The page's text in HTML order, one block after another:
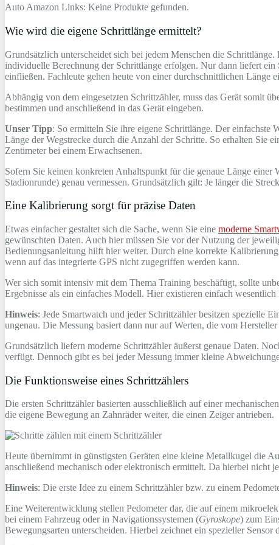
Auto Amazon Links: Keine Produkte gefunden.
Wie wird die eigene Schrittlänge ermittelt?
Grundsätzlich unterscheidet sich bei jedem Menschen die
individuelle Berechnung der Schrittlänge erfolgen. Nur dann liefert
einfließen. Fachleute gehen heute von einer durchschnittlichen Länge
Abhängig von dem eingesetzten Schrittzähler, muss das Gerät somit
bestimmen und anschließend in das Gerät eingeben.
Unser Tipp: So ermitteln Sie ihre eigene Schrittlänge. Der einfachste
Länge der Wegstrecke durch die Anzahl der Schritte. So erhalten Sie
Zentimeter bei einem Erwachsenen.
Sofern Sie keinen konkreten Anhaltspunkt für die genaue Länge einer
Stadionrunde) genau vermessen. Grundsätzlich gilt: Je länger die
Eine Kalibrierung sorgt für präzise Daten
Etwas einfacher gestaltet sich die Sache, wenn Sie eine moderne
gewünschten Daten. Auch hier müssen Sie vor der Nutzung der
Bedienungsanleitung hilft hier weiter. Durch eine korrekte
wenn auf das integrierte GPS nicht zugegriffen werden kann.
Wer sich somit intensiv mit dem Thema Training beschäftigt, sollte
Ergebnisse als ein einfaches Modell. Hier existieren einfach
Hinweis: Jede Smartwatch und jeder Schrittzähler besitzen spezielle
ungenau. Die Messung basiert dann nur auf Werten, die vom
Grundsätzlich liefern moderne Schrittzähler äußerst genaue Daten.
verfügt. Dennoch gibt es bei jeder Messung immer kleine
Die Funktionsweise eines Schrittzählers
Die ersten Schrittzähler basierten ausschließlich auf einer
die eigene Bewegung an Zahnräder weiter, die einen Zeiger antrieben.
Heute übernimmt in günstigsten Geräten eine kleine Metallkugel die
anschließend mechanisch oder elektronisch ermittelt. Da hierbei nicht
Hinweis: Die erste Idee zu einem Schrittzähler bzw. zu einem
Eine Weiterentwicklung stellen Pedometer dar, die auf einem
bei einem Fahrzeug oder in Navigationssystemen (Gyroskope) zum
Bewegungsarten unterscheiden. Hierbei zeichnet ein spezieller